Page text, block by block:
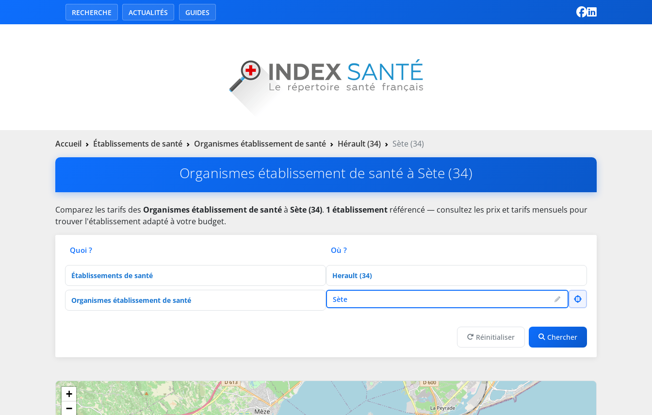
RECHERCHE ACTUALITÉS GUIDES
Accueil Établissements de santé Organismes établissement de santé Hérault (34) Sète (34)
Organismes établissement de santé à Sète (34)
Comparez les tarifs des Organismes établissement de santéà Sète (34). 1 établissement référencé — consultez les prix et tarifs mensuels pour
trouver l'établissement adapté à votre budget.
Quoi ?
Type d'établissement
Activités de soins
Où ?
Département
VilleSète
Réinitialiser Chercher
+
−